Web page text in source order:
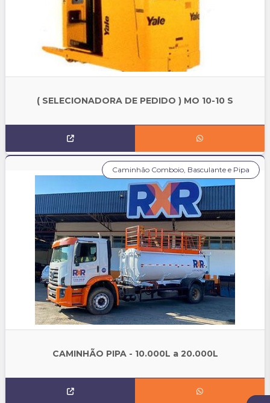
( SELECIONADORA DE PEDIDO ) MO 10-10 S
CAMINHÃO PIPA - 10.000L a 20.000L
Caminhão Comboio, Basculante e Pipa